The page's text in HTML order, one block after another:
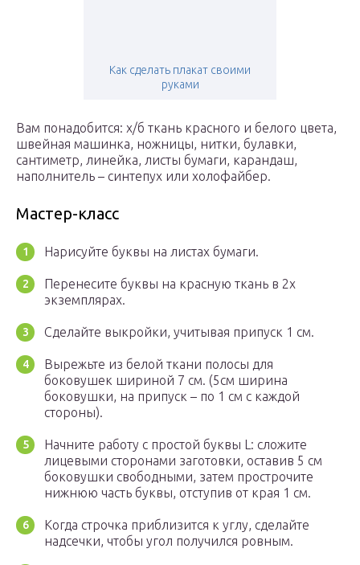
Как сделать плакат своими
руками
Вам понадобится: х/б ткань красного и белого цвета,
швейная машинка, ножницы, нитки, булавки,
сантиметр, линейка, листы бумаги, карандаш,
наполнитель – синтепух или холофайбер.
Мастер-класс
Нарисуйте буквы на листах бумаги.
Перенесите буквы на красную ткань в 2х
экземплярах.
Сделайте выкройки, учитывая припуск 1 см.
Вырежьте из белой ткани полосы для
боковушек шириной 7 см. (5см ширина
боковушки, на припуск – по 1 см с каждой
стороны).
Начните работу с простой буквы L: сложите
лицевыми сторонами заготовки, оставив 5 см
боковушки свободными, затем прострочите
нижнюю часть буквы, отступив от края 1 см.
Когда строчка приблизится к углу, сделайте
надсечки, чтобы угол получился ровным.